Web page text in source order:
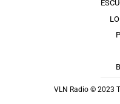
VLN Radio © 2023